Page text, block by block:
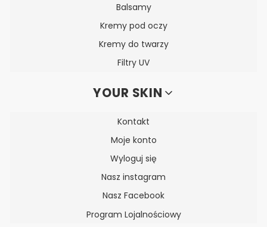
Balsamy
Kremy pod oczy
Kremy do twarzy
Filtry UV
YOUR SKIN
Kontakt
Moje konto
Wyloguj się
Nasz instagram
Nasz Facebook
Program Lojalnościowy